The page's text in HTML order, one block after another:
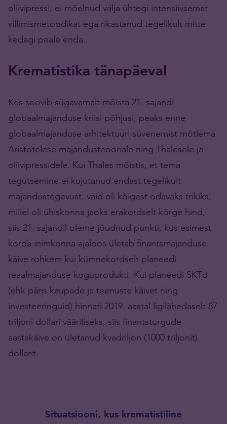
oliivipressi, ei mõelnud välja ühtegi intensiivsemat
villimismetoodikat ega rikastanud tegelikult mitte
kedagi peale enda.
Krematistika tänapäeval
Kes soovib sügavamalt mõista 21. sajandi
globaalmajanduse kriisi põhjusi, peaks enne
globaalmajanduse arhitektuuri süvenemist mõtlema
Aristotelese majandusteooriale ning Thalesele ja
oliivipressidele. Kui Thales mõistis, et tema
tegutsemine ei kujutanud endast tegelikult
majandustegevust, vaid oli kõigest odavaks trikiks,
millel oli ühiskonna jaoks erakordselt kõrge hind,
siis 21. sajandil oleme jõudnud punkti, kus esimest
korda inimkonna ajaloos ületab finantsmajanduse
käive rohkem kui kümnekordselt planeedi
reaalmajanduse koguprodukti. Kui planeedi SKTd
(ehk päris kaupade ja teenuste käivet ning
investeeringuid) hinnati 2019. aastal ligilähedaselt 87
triljoni dollari vääriliseks, siis finantsturgude
aastakäive on ületanud kvadriljon (1000 triljonit)
dollarit.
Situatsiooni, kus krematistiline